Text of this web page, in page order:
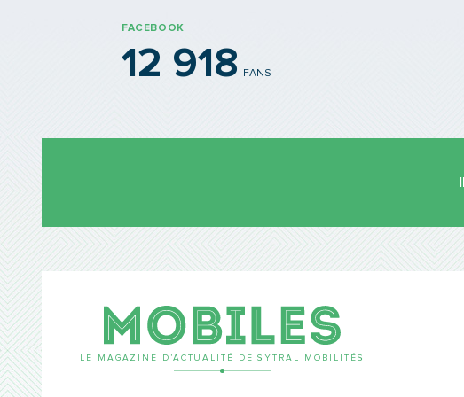
FACEBOOK
12 918 FANS
LE MAGAZINE D’ACTUALITÉ DE SYTRAL MOBILITÉS